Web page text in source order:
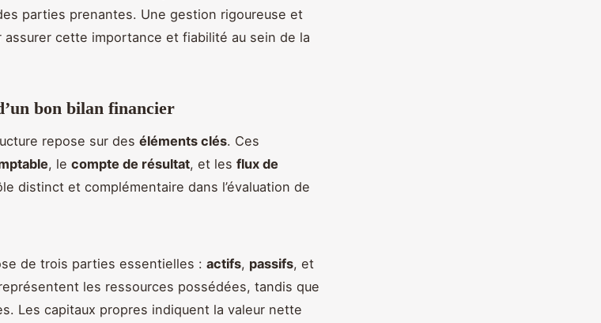
parties prenantes. Une gestion rigoureuse et
cette importance et fiabilité au sein de la
bon bilan financier
repose sur des éléments clés. Ces
, le compte de résultat, et les flux de
distinct et complémentaire dans l’évaluation de
de trois parties essentielles : actifs, passifs, et
les ressources possédées, tandis que
Les capitaux propres indiquent la valeur nette